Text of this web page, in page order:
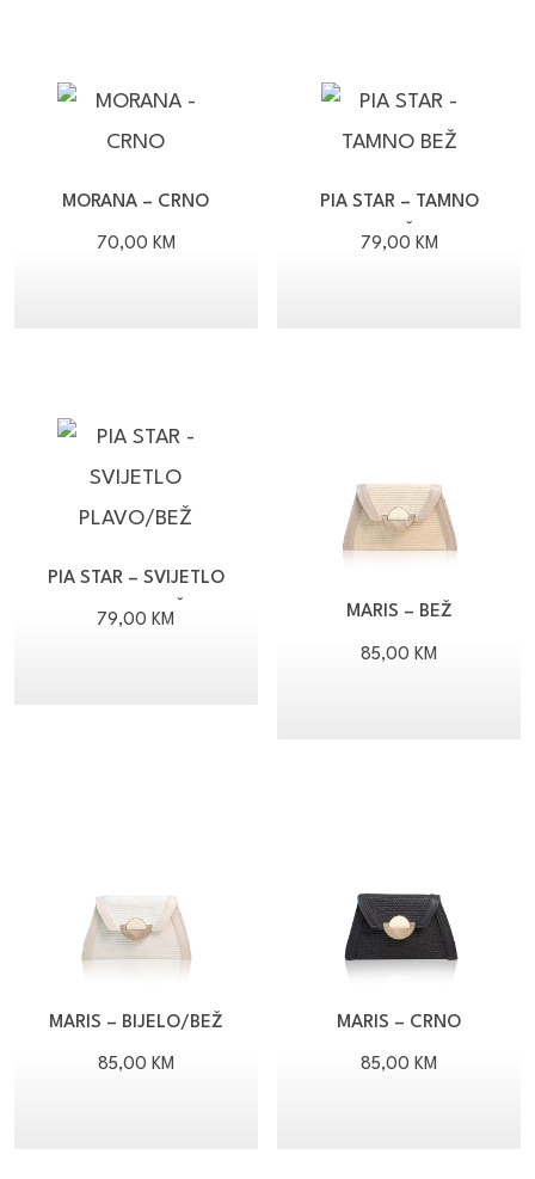
MORANA – CRNO
70,00 KM
PIA STAR – TAMNO
BEŽ
79,00 KM
PIA STAR – SVIJETLO
PLAVO/BEŽ
79,00 KM MARIS – BEŽ
85,00 KM
MARIS – BIJELO/BEŽ
85,00 KM
MARIS – CRNO
85,00KM